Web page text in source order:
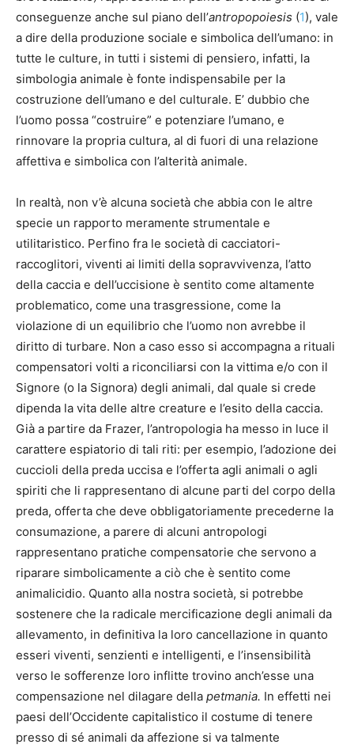
conseguenze anche sul piano dell’antropopoiesis (1), vale
a dire della produzione sociale e simbolica dell’umano: in
tutte le culture, in tutti i sistemi di pensiero, infatti, la
simbologia animale è fonte indispensabile per la
costruzione dell’umano e del culturale. E’ dubbio che
l’uomo possa “costruire” e potenziare l’umano, e
rinnovare la propria cultura, al di fuori di una relazione
affettiva e simbolica con l’alterità animale.
In realtà, non v’è alcuna società che abbia con le altre
specie un rapporto meramente strumentale e
utilitaristico. Perfino fra le società di cacciatori-
raccoglitori, viventi ai limiti della sopravvivenza, l’atto
della caccia e dell’uccisione è sentito come altamente
problematico, come una trasgressione, come la
violazione di un equilibrio che l’uomo non avrebbe il
diritto di turbare. Non a caso esso si accompagna a rituali
compensatori volti a riconciliarsi con la vittima e/o con il
Signore (o la Signora) degli animali, dal quale si crede
dipenda la vita delle altre creature e l’esito della caccia.
Già a partire da Frazer, l’antropologia ha messo in luce il
carattere espiatorio di tali riti: per esempio, l’adozione dei
cuccioli della preda uccisa e l’offerta agli animali o agli
spiriti che li rappresentano di alcune parti del corpo della
preda, offerta che deve obbligatoriamente precederne la
consumazione, a parere di alcuni antropologi
rappresentano pratiche compensatorie che servono a
riparare simbolicamente a ciò che è sentito come
animalicidio. Quanto alla nostra società, si potrebbe
sostenere che la radicale mercificazione degli animali da
allevamento, in definitiva la loro cancellazione in quanto
esseri viventi, senzienti e intelligenti, e l’insensibilità
verso le sofferenze loro inflitte trovino anch’esse una
compensazione nel dilagare della petmania. In effetti nei
paesi dell’Occidente capitalistico il costume di tenere
presso di sé animali da affezione si va talmente